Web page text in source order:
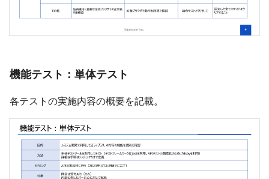
機能テスト：単体テスト
各テストの実施内容の概要を記載。